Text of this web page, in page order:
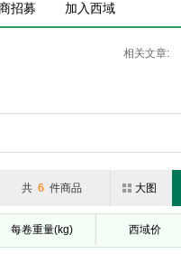
招募 加入西域
相关文章:
大图
共6 件商品
每卷重量(kg) 西域价